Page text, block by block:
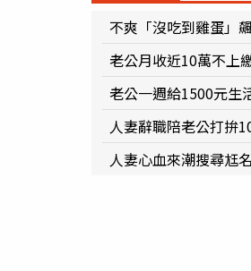
不爽「沒吃到雞蛋」
老公月收近10萬不上
老公一週給1500元
人妻辭職陪老公打拚
人妻心血來潮搜尋尪